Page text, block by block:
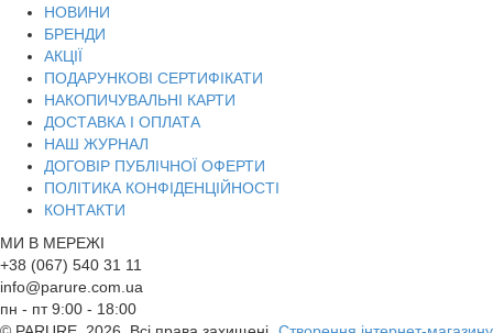
НОВИНИ
БРЕНДИ
АКЦІЇ
ПОДАРУНКОВІ СЕРТИФІКАТИ
НАКОПИЧУВАЛЬНІ КАРТИ
ДОСТАВКА І ОПЛАТА
НАШ ЖУРНАЛ
ДОГОВІР ПУБЛІЧНОЇ ОФЕРТИ
ПОЛІТИКА КОНФІДЕНЦІЙНОСТІ
КОНТАКТИ
МИ В МЕРЕЖІ
+38 (067) 540 31 11
info@parure.com.ua
пн - пт 9:00 - 18:00